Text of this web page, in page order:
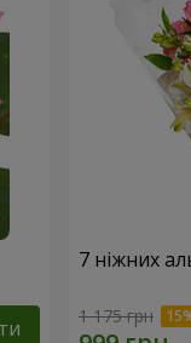
7 ніжних
1 175 грн